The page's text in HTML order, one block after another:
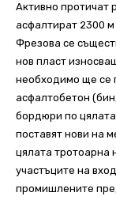
Активно протичат
асфалтират 2300 м
Фрезова се
нов пласт
необходимо ще се
асфалтобетон
бордюри по
поставят нови на
цялата тротоарна
участъците на
промишлените